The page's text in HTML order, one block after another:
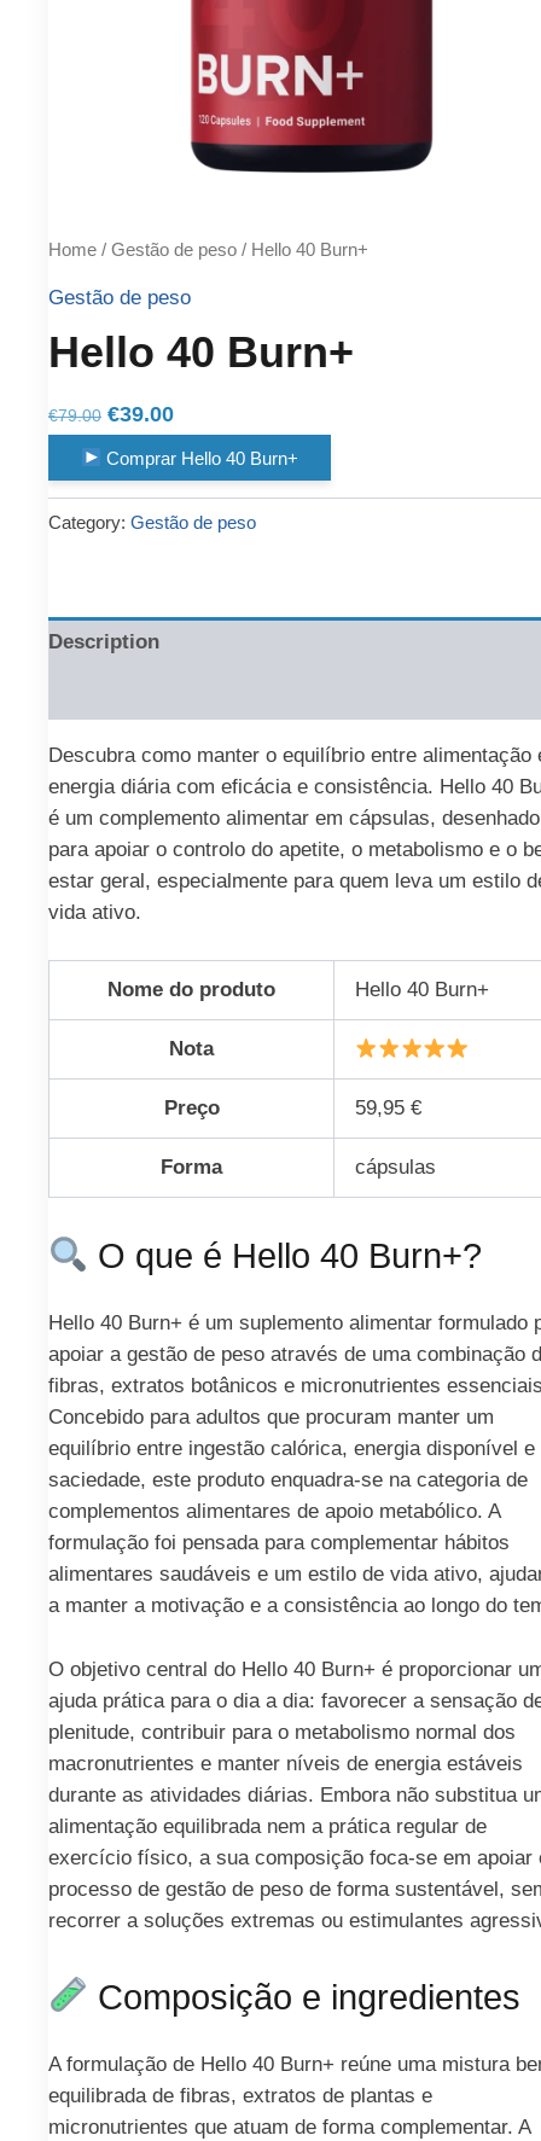
Home / Gestão de peso / Hello 40 Burn+
Gestão de peso
Hello 40 Burn+
€79.00 Original
price
was:
€79.00.
€39.00Current
price
is:
€39.00.
Comprar Hello 40 Burn+
Category: Gestão de peso
Description
Descubra como manter o equilíbrio entre alimentação
energia diária com eficácia e consistência. Hello 40
é um complemento alimentar em cápsulas, desenhado
para apoiar o controlo do apetite, o metabolismo e o
estar geral, especialmente para quem leva um estilo
vida ativo.
Nome do produto Hello 40 Burn+
Nota
Preço 59,95 €
Forma cápsulas
O que é Hello 40 Burn+?
Hello 40 Burn+ é um suplemento alimentar formulado
apoiar a gestão de peso através de uma combinação
fibras, extratos botânicos e micronutrientes
Concebido para adultos que procuram manter um
equilíbrio entre ingestão calórica, energia disponível e
saciedade, este produto enquadra-se na categoria de
complementos alimentares de apoio metabólico. A
formulação foi pensada para complementar hábitos
alimentares saudáveis e um estilo de vida ativo,
a manter a motivação e a consistência ao longo do
O objetivo central do Hello 40 Burn+ é proporcionar
ajuda prática para o dia a dia: favorecer a sensação
plenitude, contribuir para o metabolismo normal dos
macronutrientes e manter níveis de energia estáveis
durante as atividades diárias. Embora não substitua
alimentação equilibrada nem a prática regular de
exercício físico, a sua composição foca-se em apoiar
processo de gestão de peso de forma sustentável,
recorrer a soluções extremas ou estimulantes
Composição e ingredientes
A formulação de Hello 40 Burn+ reúne uma mistura
equilibrada de fibras, extratos de plantas e
micronutrientes que atuam de forma complementar. A